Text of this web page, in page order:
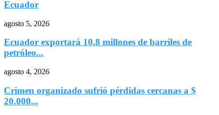
Ecuador
agosto 5, 2026
Ecuador exportará 10,8 millones de barriles de
petróleo...
agosto 4, 2026
Crimen organizado sufrió pérdidas cercanas a $
20.000...